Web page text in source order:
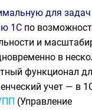
для задач
1С по
и
в
функционал
учет — в
(Управление